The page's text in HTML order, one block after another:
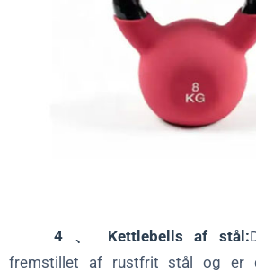
4 、 Kettlebells af stål:
fremstillet af rustfrit stål og er